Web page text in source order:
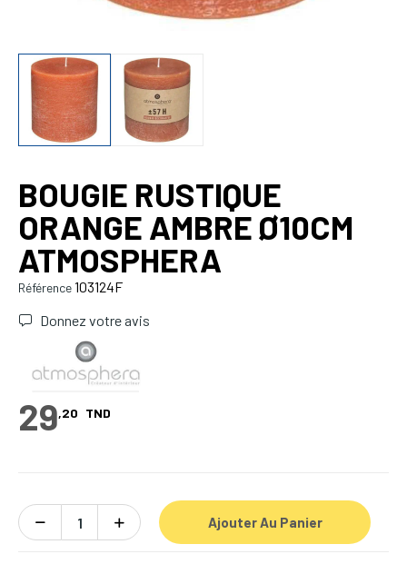
BOUGIE RUSTIQUE
ORANGE AMBRE Ø10CM
ATMOSPHERA
Référence103124F
Donnez votre avis
29,20 TND
Ajouter Au Panier